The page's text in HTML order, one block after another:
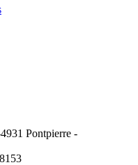
Pontpierre -